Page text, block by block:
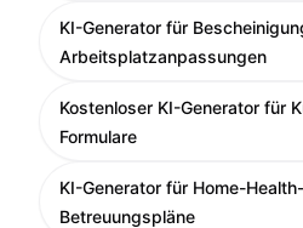
KI-Generator für
Arbeitsplatzanpassungen
Kostenloser KI-Generator für
Formulare
KI-Generator für Home-
Betreuungspläne